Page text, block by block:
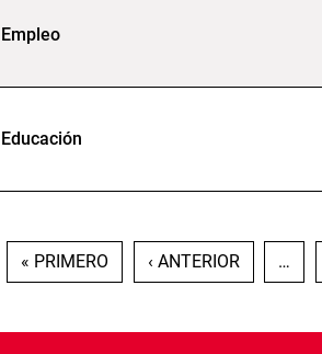
Empleo
Educación
PRIMERA PÁGINA
« PRIMERO PÁGINA ANTERIOR
‹ ANTERIOR …